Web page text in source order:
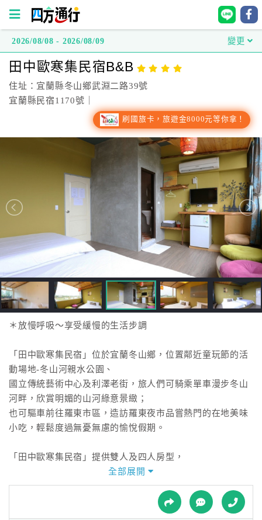
方
通
行
房
直
跟
飯
店
訂
HOT
特
色
民
宿
球
2026/08/08 - 2026/08/09 變更
田中歐寒集民宿B&B
住址：宜蘭縣冬山鄉武淵二路39號
宜蘭縣民宿1170號｜
刷國旅卡，旅遊金8000元等你拿！
＊放慢呼吸～享受緩慢的生活步調
「田中歐寒集民宿」位於宜蘭冬山鄉，位置鄰近童玩節的活
動場地-冬山河親水公園、
國立傳統藝術中心及利澤老街，旅人們可騎乘單車漫步冬山
河畔，欣賞明媚的山河綠意景緻；
也可驅車前往羅東市區，造訪羅東夜市品嘗熱門的在地美味
小吃，輕鬆度過無憂無慮的愉悅假期。
「田中歐寒集民宿」提供雙人及四人房型，
客房空間運用深淺色調不一的木質建材和自然風家具，
打造簡單、樸實的幽靜感，更營造出巴里島風情般悠閒無拘
搭配戶外的綠意景緻，充分彰顯優雅氣息，讓旅人們不自覺
全部展開